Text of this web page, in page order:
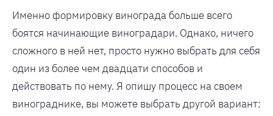
Именно формировку винограда больше всего
боятся начинающие виноградари. Однако, ничего
сложного в ней нет, просто нужно выбрать для себя
один из более чем двадцати способов и
действовать по нему. Я опишу процесс на своем
винограднике, вы можете выбрать другой вариант: